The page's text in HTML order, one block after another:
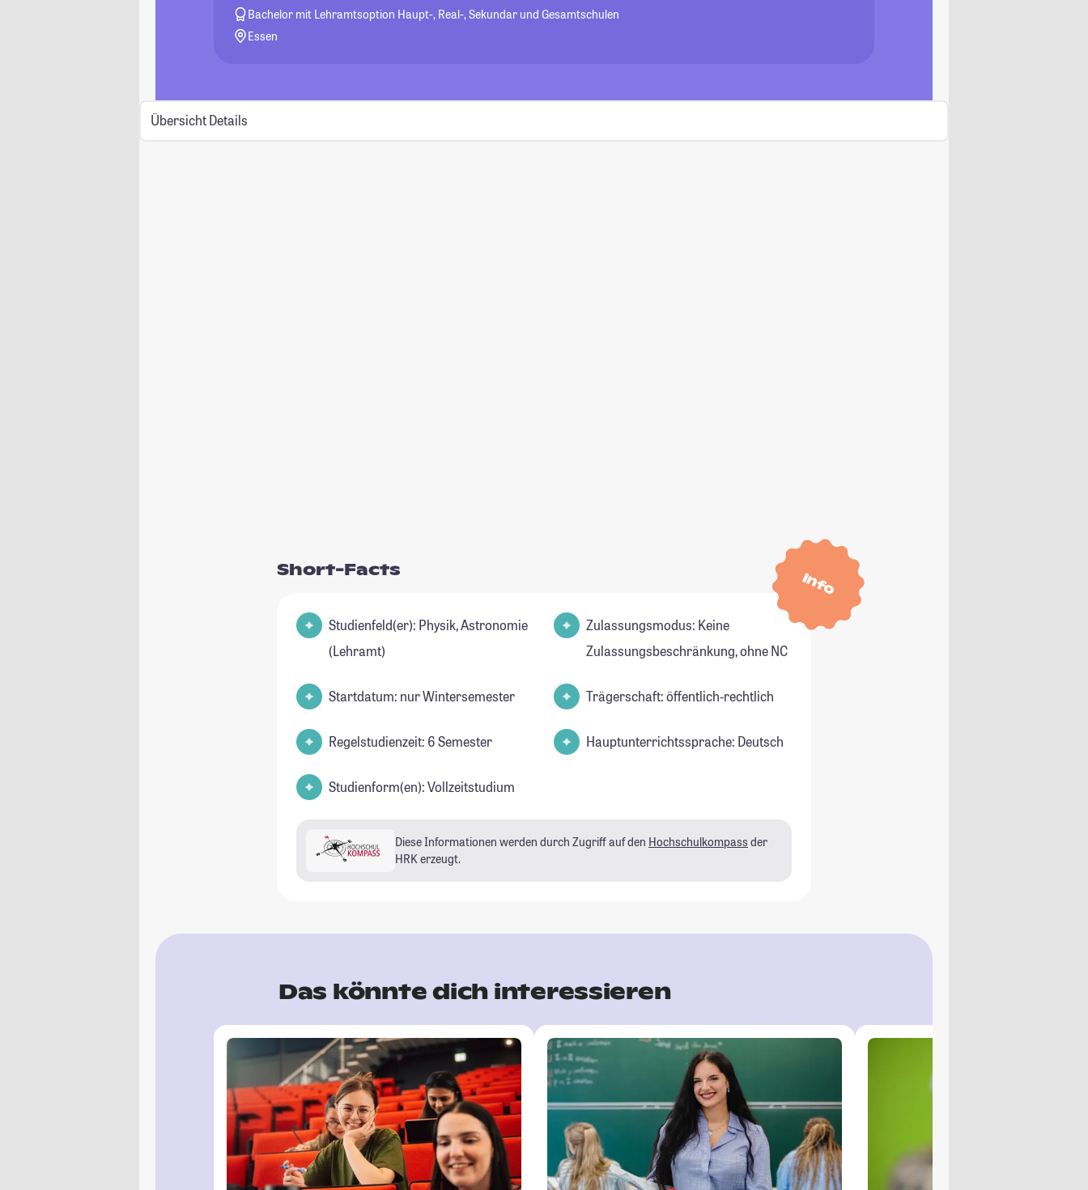
Bachelor mit Lehramtsoption Haupt-, Real-, Sekundar und Gesamtschulen
Essen
Übersicht Details
Info
Short-Facts
Studienfeld(er): Physik, Astronomie
(Lehramt)
Startdatum: nur Wintersemester
Regelstudienzeit: 6 Semester
Studienform(en): Vollzeitstudium
Zulassungsmodus: Keine
Zulassungsbeschränkung, ohne NC
Trägerschaft: öffentlich-rechtlich
Hauptunterrichtssprache: Deutsch
Diese Informationen werden durch Zugriff auf den Hochschulkompass der
HRK erzeugt.
Das könnte dich interessieren